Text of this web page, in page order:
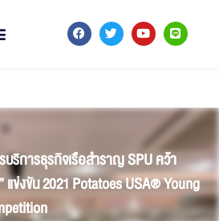
บริการธุรกิจเรือสำราญ SPU คว้า
แข่งขัน 2021 Potatoes USA® Young